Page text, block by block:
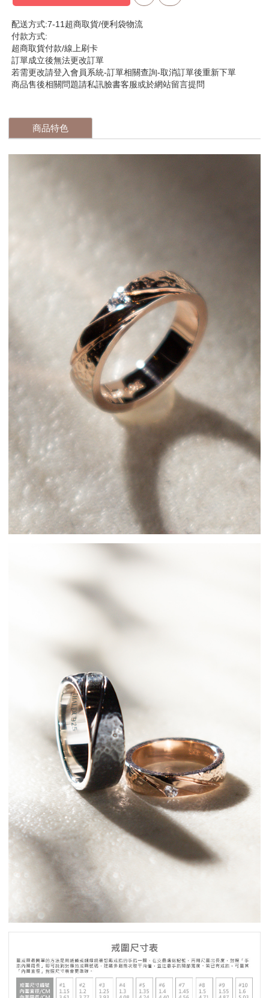
配送方式:7-11超商取貨/便利袋物流
付款方式:
超商取貨付款/線上刷卡
訂單成立後無法更改訂單
若需更改請登入會員系統-訂單相關查詢-取消訂單後重新下單
商品售後相關問題請私訊臉書客服或於網站留言提問
商品特色